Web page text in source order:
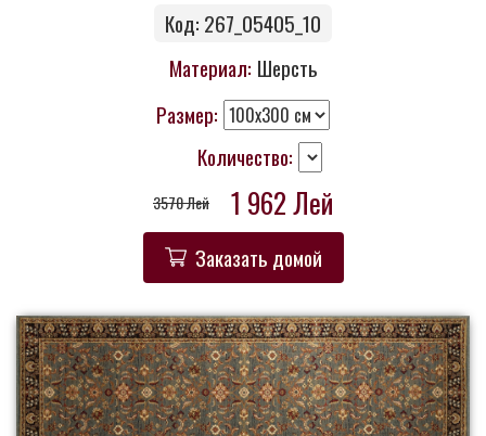
Код: 267_05405_10
Материал: Шерсть
Размер:
Количество:
3570 Лей 1 962 Лей
Заказать домой